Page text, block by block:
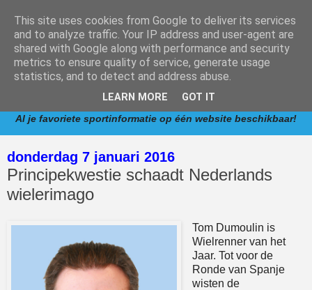
www.competitie.nlis een informatieve website met
sporten in Nederland.
Al je favoriete sportinformatie op één website beschikbaar!
donderdag 7 januari 2016
Principekwestie schaadt Nederlands
wielerimago
Tom Dumoulin is
Wielrenner van het
Jaar. Tot voor de
Ronde van Spanje
wisten de
This site uses cookies from Google to deliver its services
and to analyze traffic. Your IP address and user-agent are
shared with Google along with performance and security
metrics to ensure quality of service, generate usage
statistics, and to detect and address abuse.
LEARN MORE GOT IT